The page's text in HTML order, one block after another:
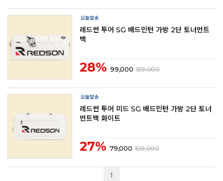
레드썬 투어 SG 배드민턴 가방 2단 토너먼트
백
28% 99,000 139,000
레드썬 투어 미드 SG 배드민턴 가방 2단 토너
먼트백 화이트
27% 79,000 109,000
1